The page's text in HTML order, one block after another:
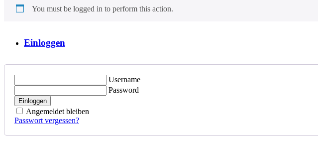
You must be logged in to perform this action.
Einloggen
Username
Password
Einloggen
Angemeldet bleiben
Passwort vergessen?